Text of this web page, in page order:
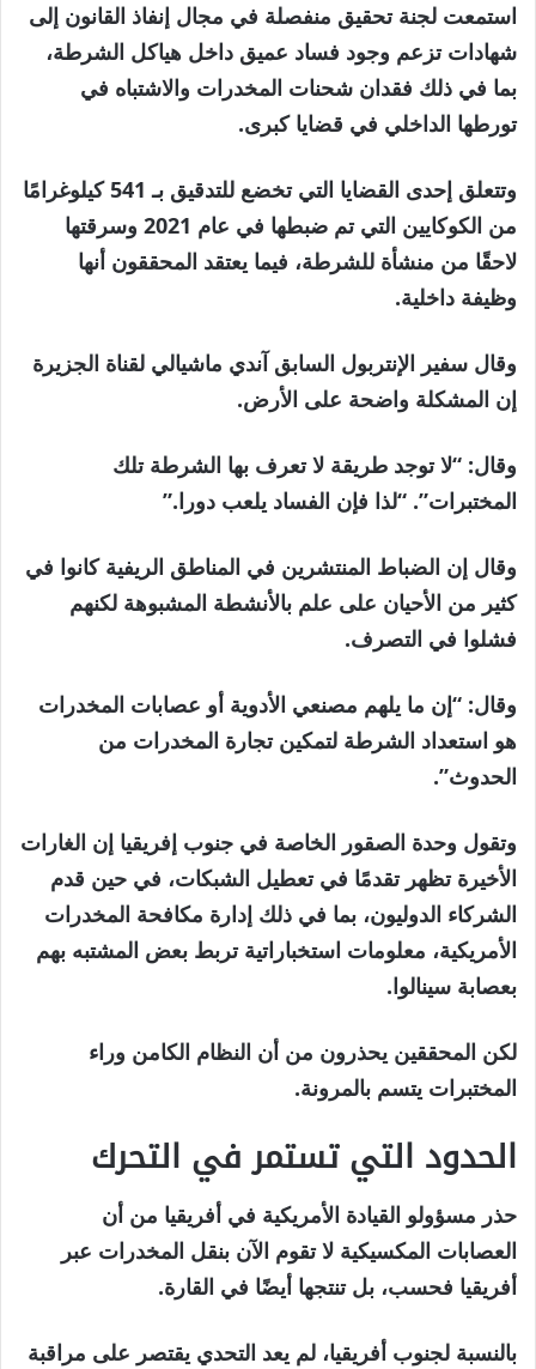
استمعت لجنة تحقيق منفصلة في مجال إنفاذ القانون إلى
شهادات تزعم وجود فساد عميق داخل هياكل الشرطة،
بما في ذلك فقدان شحنات المخدرات والاشتباه في
تورطها الداخلي في قضايا كبرى.
وتتعلق إحدى القضايا التي تخضع للتدقيق بـ 541 كيلوغرامًا
من الكوكايين التي تم ضبطها في عام 2021 وسرقتها
لاحقًا من منشأة للشرطة، فيما يعتقد المحققون أنها
وظيفة داخلية.
وقال سفير الإنتربول السابق آندي ماشيالي لقناة الجزيرة
إن المشكلة واضحة على الأرض.
وقال: “لا توجد طريقة لا تعرف بها الشرطة تلك
المختبرات”. “لذا فإن الفساد يلعب دورا.”
وقال إن الضباط المنتشرين في المناطق الريفية كانوا في
كثير من الأحيان على علم بالأنشطة المشبوهة لكنهم
فشلوا في التصرف.
وقال: “إن ما يلهم مصنعي الأدوية أو عصابات المخدرات
هو استعداد الشرطة لتمكين تجارة المخدرات من
الحدوث”.
وتقول وحدة الصقور الخاصة في جنوب إفريقيا إن الغارات
الأخيرة تظهر تقدمًا في تعطيل الشبكات، في حين قدم
الشركاء الدوليون، بما في ذلك إدارة مكافحة المخدرات
الأمريكية، معلومات استخباراتية تربط بعض المشتبه بهم
بعصابة سينالوا.
لكن المحققين يحذرون من أن النظام الكامن وراء
المختبرات يتسم بالمرونة.
الحدود التي تستمر في التحرك
حذر مسؤولو القيادة الأمريكية في أفريقيا من أن
العصابات المكسيكية لا تقوم الآن بنقل المخدرات عبر
أفريقيا فحسب، بل تنتجها أيضًا في القارة.
بالنسبة لجنوب أفريقيا، لم يعد التحدي يقتصر على مراقبة